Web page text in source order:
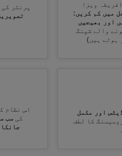
ویزا
میں کم کریں:
اور بھیجیں
والے شپنگ
ہوتے ہیں)
پرنٹر
اور مکمل
کا لطف
اس نظام
کی سب